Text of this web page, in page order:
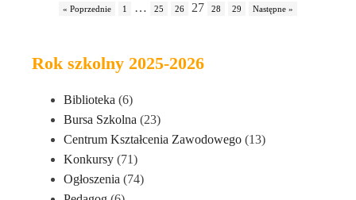
Rok szkolny 2025-2026
Biblioteka (6)
Bursa Szkolna (23)
Centrum Kształcenia Zawodowego (13)
Konkursy (71)
Ogłoszenia (74)
« Poprzednie 1 … 25 26 27 28 29 Następne »